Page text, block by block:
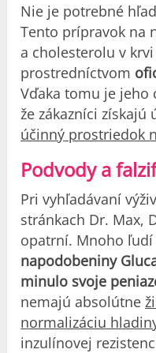
Nie je potrebné
Tento prípravok na
a cholesterolu v
prostredníctvom
Vďaka tomu je jeho
že zákazníci
účinný prostriedok
Podvody a
Pri vyhľadávaní
stránkach Dr. Max,
opatrní. Mnoho
napodobeniny
minulo svoje
nemajú absolútne
normalizáciu
inzulínovej